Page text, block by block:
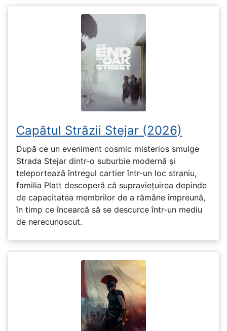
Capătul Străzii Stejar (2026)
După ce un eveniment cosmic misterios smulge
Strada Stejar dintr-o suburbie modernă și
teleportează întregul cartier într-un loc straniu,
familia Platt descoperă că supraviețuirea depinde
de capacitatea membrilor de a rămâne împreună,
în timp ce încearcă să se descurce într-un mediu
de nerecunoscut.